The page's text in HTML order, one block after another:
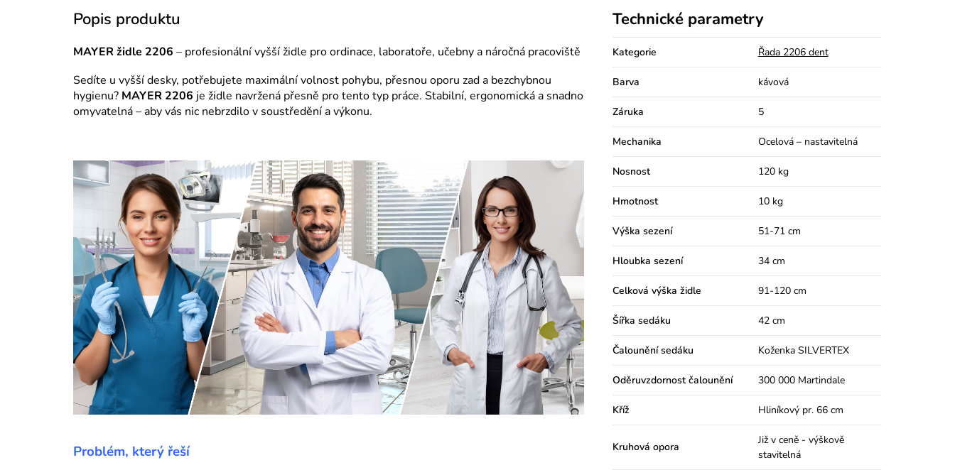
MAYER židle 2206 – profesionální vyšší židle pro ordinace, laboratoře, učebny a náročná pracoviště
Sedíte u vyšší desky, potřebujete maximální volnost pohybu, přesnou oporu zad a bezchybnou
hygienu? MAYER 2206 je židle navržená přesně pro tento typ práce. Stabilní, ergonomická a snadno
omyvatelná – aby vás nic nebrzdilo v soustředění a výkonu.
Problém, který řeší
Technické parametry
Kategorie Řada 2206 dent
Barva kávová
Záruka 5
Mechanika Ocelová – nastavitelná
Nosnost 120 kg
Hmotnost 10 kg
Výška sezení 51-71 cm
Hloubka sezení 34 cm
Celková výška židle 91-120 cm
Šířka sedáku 42 cm
Čalounění sedáku Koženka SILVERTEX
Oděruvzdornost čalounění 300 000 Martindale
Kříž Hliníkový pr. 66 cm
Kruhová opora
Již v ceně - výškově
stavitelná